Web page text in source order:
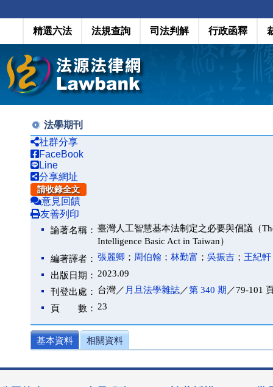
精選六法 法規查詢 司法判解 行政函釋
法學期刊
社群分享
FaceBook
Line
分享網址
請收錄全文
意見回饋
友善列印
論著名稱： 臺灣人工智慧基本法制定之必要與倡議（
Intelligence Basic Act in Taiwan）
編著譯者： 張麗卿 ； 周伯翰 ； 林勤富 ； 吳振吉 ； 王紀軒
出版日期： 2023.09
刊登出處： 台灣／ 月旦法學雜誌／第 340 期 ／79-101
頁 數： 23
基本資料 相關資料